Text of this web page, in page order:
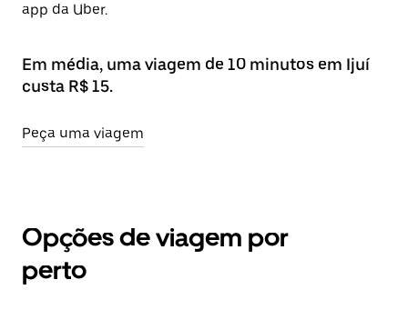
app da Uber.
Em média, uma viagem de 10 minutos em Ijuí
custa R$ 15.
Peça uma viagem
Opções de viagem por
perto